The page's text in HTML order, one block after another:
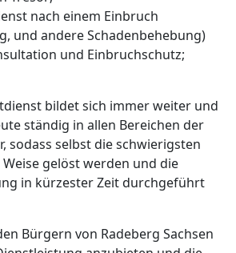
nach einem Einbruch
und andere Schadenbehebung)
und Einbruchschutz;
bildet sich immer weiter und
ständig in allen Bereichen der
sodass selbst die schwierigsten
gelöst werden und die
in kürzester Zeit durchgeführt
Bürgern von Radeberg Sachsen